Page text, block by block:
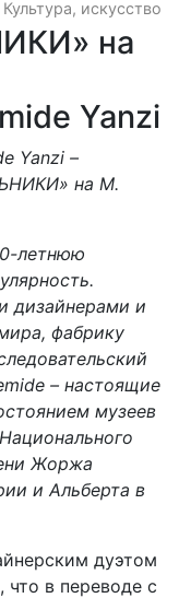
Культура, искусство
на
Yanzi
Yanzi –
на М.
летнюю
дизайнерами и
фабрику
– настоящие
музеев
Жоржа
и Альберта в
дуэтом
что в переводе с